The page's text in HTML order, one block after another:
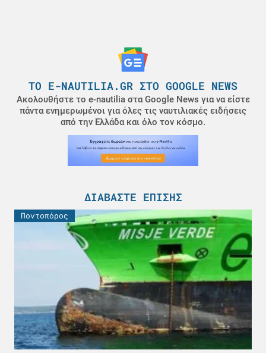
ΤΟ E-NAUTILIA.GR ΣΤΟ GOOGLE NEWS
Ακολουθήστε το e-nautilia στα Google News για να είστε
πάντα ενημερωμένοι για όλες τις ναυτιλιακές ειδήσεις
από την Ελλάδα και όλο τον κόσμο.
ΔΙΑΒΆΣΤΕ ΕΠΊΣΗΣ
Ποντοπόρος